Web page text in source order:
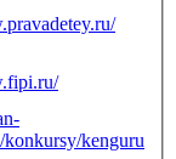
kenguru